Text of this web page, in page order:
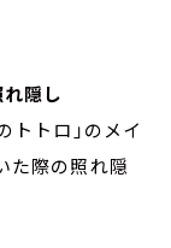
隠し
トトロ」のメイ
た際の照れ隠